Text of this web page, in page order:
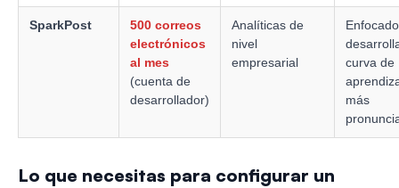
SparkPost
500 correos
electrónicos
al mes
(cuenta de
desarrollador)
Analíticas de
nivel
empresarial
curva de
más
Lo que necesitas para configurar un